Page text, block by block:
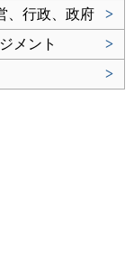
、行政、政府
>
メント
>
>